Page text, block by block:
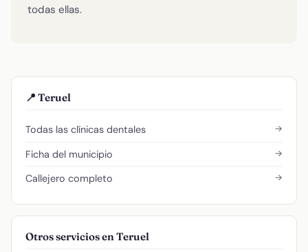
todas ellas.
📍 Teruel
Todas las clínicas dentales →
Ficha del municipio →
Callejero completo →
Otros servicios en Teruel